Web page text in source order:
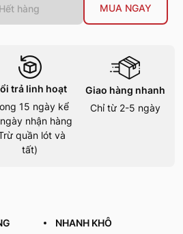
Hết hàng MUA NGAY
trả linh hoạt
15 ngày kể
nhận hàng
quần lót và
tất)
Giao hàng nhanh
Chỉ từ 2-5 ngày
NHANH KHÔ